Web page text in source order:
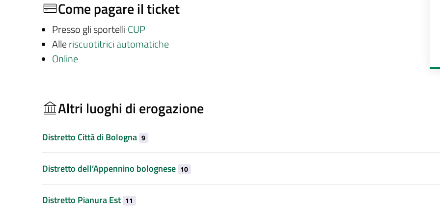
Come pagare il ticket
Presso gli sportelli CUP
Alleriscuotitrici automatiche
Online
Altri luoghi di erogazione
Distretto Città di Bologna 9
Distretto dell’Appennino bolognese 10
Distretto Pianura Est 11